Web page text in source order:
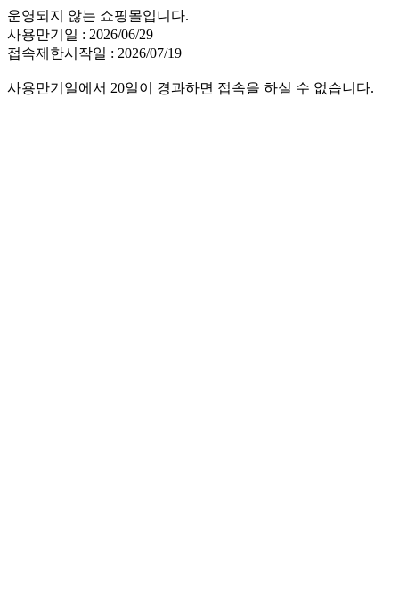
운영되지 않는 쇼핑몰입니다.
사용만기일 : 2026/06/29
접속제한시작일 : 2026/07/19
사용만기일에서 20일이 경과하면 접속을 하실 수 없습니다.